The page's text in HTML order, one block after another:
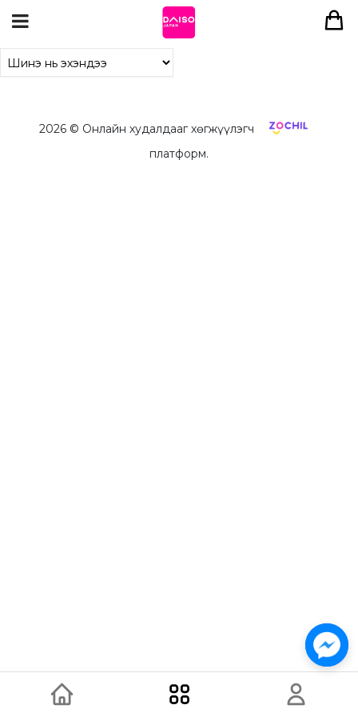
2026© Онлайн худалдааг хөгжүүлэгч
платформ.